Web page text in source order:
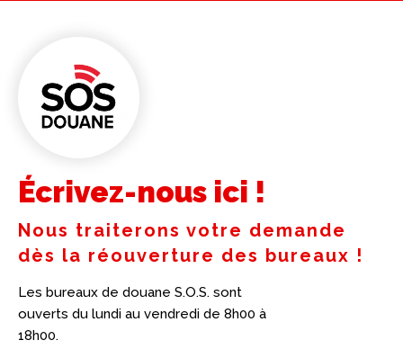
Écrivez-nous ici !
Nous traiterons votre demande
dès la réouverture des bureaux !
Les bureaux de douane S.O.S. sont
ouverts du lundi au vendredi de 8h00 à
18h00.